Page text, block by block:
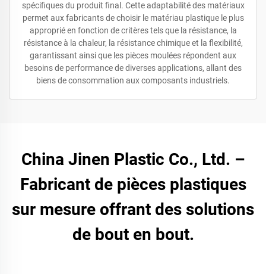
spécifiques du produit final. Cette adaptabilité des matériaux
permet aux fabricants de choisir le matériau plastique le plus
approprié en fonction de critères tels que la résistance, la
résistance à la chaleur, la résistance chimique et la flexibilité,
garantissant ainsi que les pièces moulées répondent aux
besoins de performance de diverses applications, allant des
biens de consommation aux composants industriels.
China Jinen Plastic Co., Ltd. –
Fabricant de pièces plastiques
sur mesure offrant des solutions
de bout en bout.